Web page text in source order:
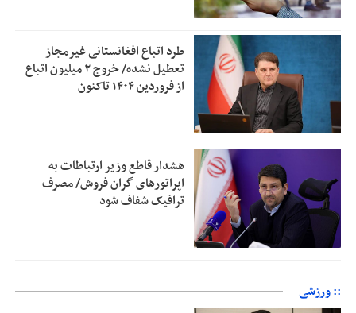
طرد اتباع افغانستانی غیرمجاز
تعطیل نشده/ خروج ۲ میلیون اتباع
از فروردین ۱۴۰۴ تاکنون
هشدار قاطع وزیر ارتباطات به
اپراتورهای گران فروش/ مصرف
ترافیک شفاف شود
:: ورزشی